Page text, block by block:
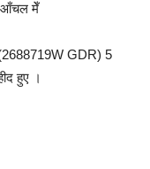
आँचल मेँ
(2688719W GDR) 5
हुए ।